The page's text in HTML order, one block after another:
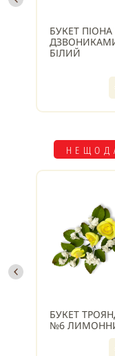
БУКЕТ ПІОНА
БІЛИЙ
БУКЕТ
№6